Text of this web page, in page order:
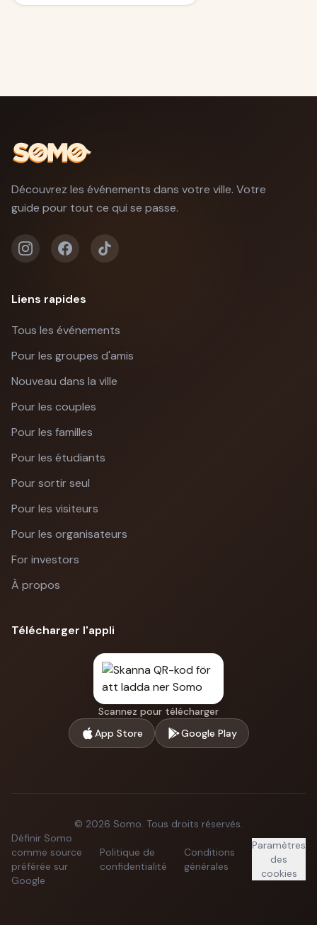
Découvrez les événements dans votre ville. Votre
guide pour tout ce qui se passe.
Liens rapides
Tous les événements
Pour les groupes d'amis
Nouveau dans la ville
Pour les couples
Pour les familles
Pour les étudiants
Pour sortir seul
Pour les visiteurs
Pour les organisateurs
For investors
À propos
Télécharger l'appli
Scannez pour télécharger
App Store
Google Play
© 2026 Somo. Tous droits réservés.
Définir Somo
comme source
préférée sur
Google
Politique de
confidentialité
Conditions
générales
Paramètres
des
cookies